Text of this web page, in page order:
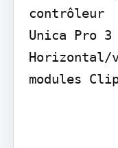
contrôleur
Unica Pro 3